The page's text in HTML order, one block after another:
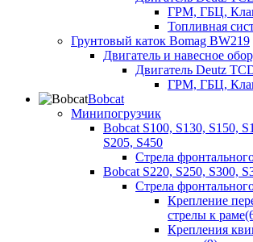
ГРМ, ГБЦ,
Топливная
Грунтовый каток Bomag BW219
Двигатель и навесное
Двигатель Deutz
ГРМ, ГБЦ,
Bobcat
Минипогрузчик
Bobcat S100, S130, S150,
S205, S450
Стрела
Bobcat S220, S250, S300,
Стрела
Крепление
стрелы к
Крепления